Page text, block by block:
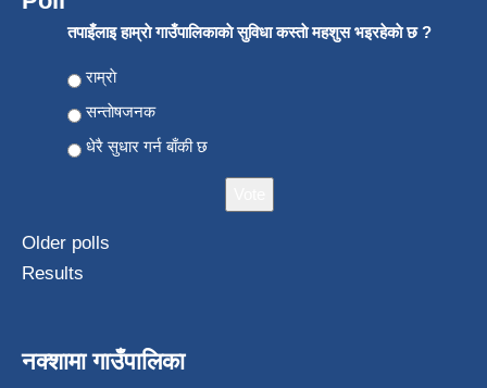
तपाइँलाइ हाम्राे गाउँपालिकाकाे सुविधा कस्ताे महशुस भइरहेकाे छ ?
Choices
राम्राे
सन्ताेषजनक
धेरै सुधार गर्न बाँकी छ
Older polls
Results
नक्शामा गाउँपालिका